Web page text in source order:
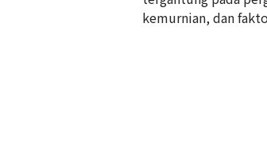
1,6gkemurnian, dan